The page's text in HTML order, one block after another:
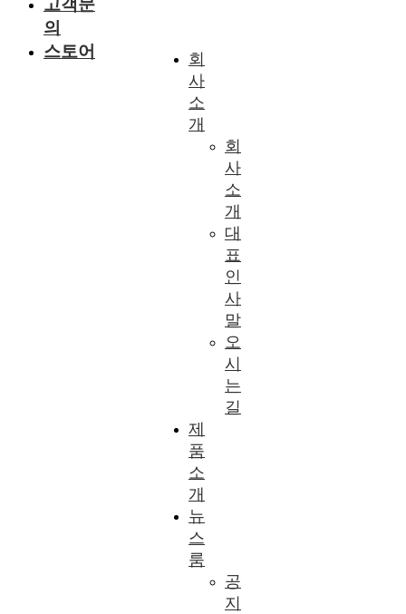
고객문
의
스토어
회
사
소
개
회
사
소
개
대
표
인
사
말
오
시
는
길
제
품
소
개
뉴
스
룸
공
지